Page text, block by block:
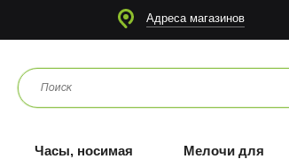
Адреса магазинов
Часы, носимая
Мелочи для